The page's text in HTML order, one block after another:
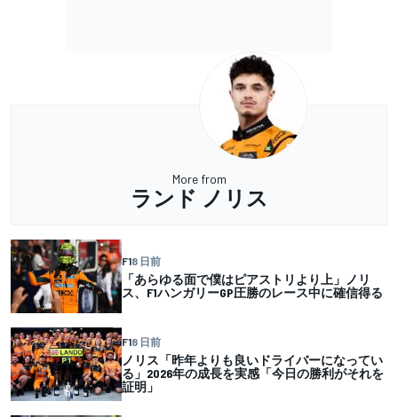
More from
ランド ノリス
F18 日前
「あらゆる面で僕はピアストリより上」ノリ
ス、F1ハンガリーGP圧勝のレース中に確信得る
F18 日前
ノリス「昨年よりも良いドライバーになってい
る」2026年の成長を実感「今日の勝利がそれを
証明」